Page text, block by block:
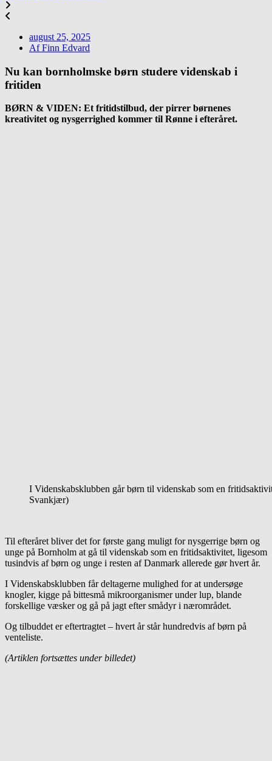
august 25, 2025
AfFinn Edvard
Nu kan bornholmske børn studere videnskab i
fritiden
BØRN & VIDEN: Et fritidstilbud, der pirrer børnenes
kreativitet og nysgerrighed kommer til Rønne i efteråret.
I Videnskabsklubben går børn til videnskab som en
Svankjær)
Til efteråret bliver det for første gang muligt for nysgerrige børn og
unge på Bornholm at gå til videnskab som en fritidsaktivitet, ligesom
tusindvis af børn og unge i resten af Danmark allerede gør hvert år.
I Videnskabsklubben får deltagerne mulighed for at undersøge
knogler, kigge på bittesmå mikroorganismer under lup, blande
forskellige væsker og gå på jagt efter smådyr i nærområdet.
Og tilbuddet er eftertragtet – hvert år står hundredvis af børn på
venteliste.
(Artiklen fortsættes under billedet)